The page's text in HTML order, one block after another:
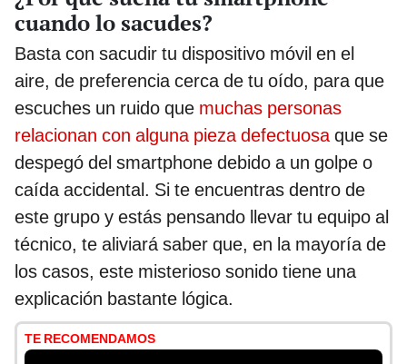
cuando lo sacudes?
Basta con sacudir tu dispositivo móvil en el
aire, de preferencia cerca de tu oído, para que
escuches un ruido que muchas personas
relacionan con alguna pieza defectuosaque se
despegó del smartphone debido a un golpe o
caída accidental. Si te encuentras dentro de
este grupo y estás pensando llevar tu equipo al
técnico, te aliviará saber que, en la mayoría de
los casos, este misterioso sonido tiene una
explicación bastante lógica.
TE RECOMENDAMOS